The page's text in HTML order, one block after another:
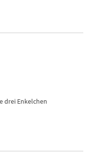
drei Enkelchen